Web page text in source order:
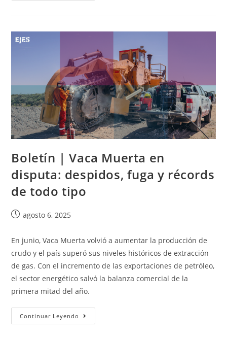
Boletín | Vaca Muerta en
disputa: despidos, fuga y récords
de todo tipo
agosto 6, 2025
En junio, Vaca Muerta volvió a aumentar la producción de
crudo y el país superó sus niveles históricos de extracción
de gas. Con el incremento de las exportaciones de petróleo,
el sector energético salvó la balanza comercial de la
primera mitad del año.
Continuar Leyendo